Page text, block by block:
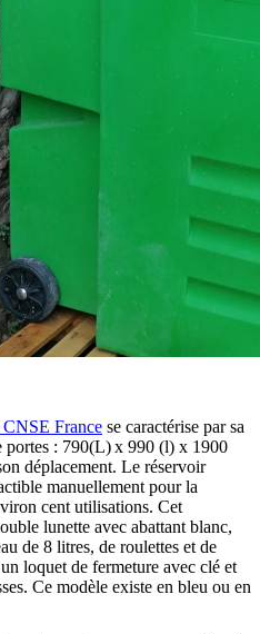
France se caractérise par sa
portes : 790(L) x 990 (l) x 1900
déplacement. Le réservoir
manuellement pour la
cent utilisations. Cet
lunette avec abattant blanc,
de 8 litres, de roulettes et de
loquet de fermeture avec clé et
Ce modèle existe en bleu ou en